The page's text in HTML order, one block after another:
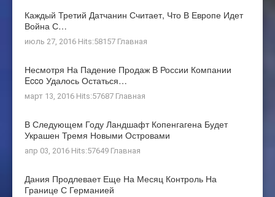
Каждый Третий Датчанин Считает, Что В Европе Идет
Война С…
июль 27, 2016 Hits:58157 Главная
Несмотря На Падение Продаж В России Компании
Ecco Удалось Остаться…
март 13, 2016 Hits:57687 Главная
В Следующем Году Ландшафт Копенгагена Будет
Украшен Тремя Новыми Островами
апр 03, 2016 Hits:57649 Главная
Дания Продлевает Еще На Месяц Контроль На
Границе С Германией